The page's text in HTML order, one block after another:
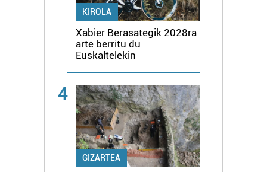
KIROLA
Xabier Berasategik 2028ra
arte berritu du
Euskaltelekin
4
GIZARTEA